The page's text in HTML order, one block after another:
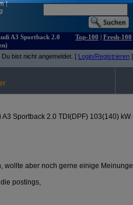
|
A3 Sportback 2.0
Top-100 | Fresh-100
Du bist nicht angemeldet. [ Login/Registrieren ]
Sportback 2.0 TDI(DPF) 103(140)
wollte aber noch gerne einige
postings,